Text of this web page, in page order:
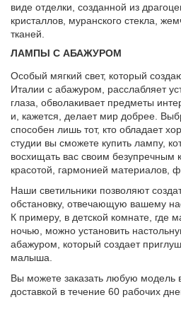
виде отделки, созданной из
кристаллов, муранского стекла,
тканей.
ЛАМПЫ С АБАЖУРОМ
Особый мягкий свет, который
Италии с абажуром, расслабляет
глаза, обволакивает предметы
и, кажется, делает мир добрее.
способен лишь тот, кто обладает
студии вы сможете купить лампу,
восхищать вас своим безупречным
красотой, гармонией материалов,
Наши светильники позволяют
обстановку, отвечающую вашему
К примеру, в детской комнате, где
ночью, можно установить
абажуром, который создает
малыша.
Вы можете заказать любую модель
доставкой в течение 60 рабочих